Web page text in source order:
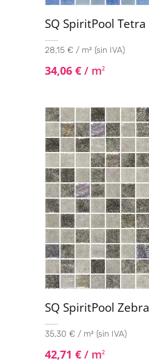
SQ SpiritPool Tetra
28,15 € / m² (sin IVA)
34,06 € / m2
SQ SpiritPool Zebra
35,30 € / m² (sin IVA)
42,71 € / m2